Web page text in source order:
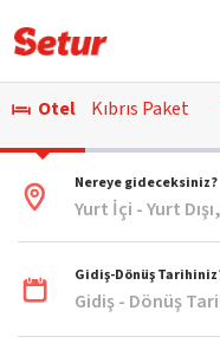
Otel Kıbrıs Paket
Nereye gideceksiniz?
Yurt İçi - Yurt
Gidiş-Dönüş
Gidiş - Dönüş